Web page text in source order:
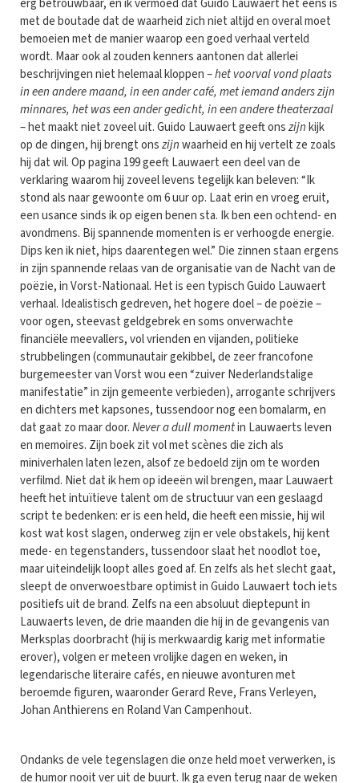
erg betrouwbaar, en ik vermoed dat Guido Lauwaert het eens is
met de boutade dat de waarheid zich niet altijd en overal moet
bemoeien met de manier waarop een goed verhaal verteld
wordt. Maar ook al zouden kenners aantonen dat allerlei
beschrijvingen niet helemaal kloppen –het voorval vond plaats
in een andere maand, in een ander café, met iemand anders zijn
minnares, het was een ander gedicht, in een andere theaterzaal
– het maakt niet zoveel uit. Guido Lauwaert geeft onszijnkijk
op de dingen, hij brengt onszijnwaarheid en hij vertelt ze zoals
hij dat wil. Op pagina 199 geeft Lauwaert een deel van de
verklaring waarom hij zoveel levens tegelijk kan beleven: “Ik
stond als naar gewoonte om 6 uur op. Laat erin en vroeg eruit,
een usance sinds ik op eigen benen sta. Ik ben een ochtend- en
avondmens. Bij spannende momenten is er verhoogde energie.
Dips ken ik niet, hips daarentegen wel.” Die zinnen staan ergens
in zijn spannende relaas van de organisatie van de Nacht van de
poëzie, in Vorst-Nationaal. Het is een typisch Guido Lauwaert
verhaal. Idealistisch gedreven, het hogere doel – de poëzie –
voor ogen, steevast geldgebrek en soms onverwachte
financiële meevallers, vol vrienden en vijanden, politieke
strubbelingen (communautair gekibbel, de zeer francofone
burgemeester van Vorst wou een “zuiver Nederlandstalige
manifestatie” in zijn gemeente verbieden), arrogante schrijvers
en dichters met kapsones, tussendoor nog een bomalarm, en
dat gaat zo maar door.Never a dull momentin Lauwaerts leven
en memoires. Zijn boek zit vol met scènes die zich als
miniverhalen laten lezen, alsof ze bedoeld zijn om te worden
verfilmd. Niet dat ik hem op ideeën wil brengen, maar Lauwaert
heeft het intuïtieve talent om de structuur van een geslaagd
script te bedenken: er is een held, die heeft een missie, hij wil
kost wat kost slagen, onderweg zijn er vele obstakels, hij kent
mede- en tegenstanders, tussendoor slaat het noodlot toe,
maar uiteindelijk loopt alles goed af. En zelfs als het slecht gaat,
sleept de onverwoestbare optimist in Guido Lauwaert toch iets
positiefs uit de brand. Zelfs na een absoluut dieptepunt in
Lauwaerts leven, de drie maanden die hij in de gevangenis van
Merksplas doorbracht (hij is merkwaardig karig met informatie
erover), volgen er meteen vrolijke dagen en weken, in
legendarische literaire cafés, en nieuwe avonturen met
beroemde figuren, waaronder Gerard Reve, Frans Verleyen,
Johan Anthierens en Roland Van Campenhout.
Ondanks de vele tegenslagen die onze held moet verwerken, is
de humor nooit ver uit de buurt. Ik ga even terug naar de weken